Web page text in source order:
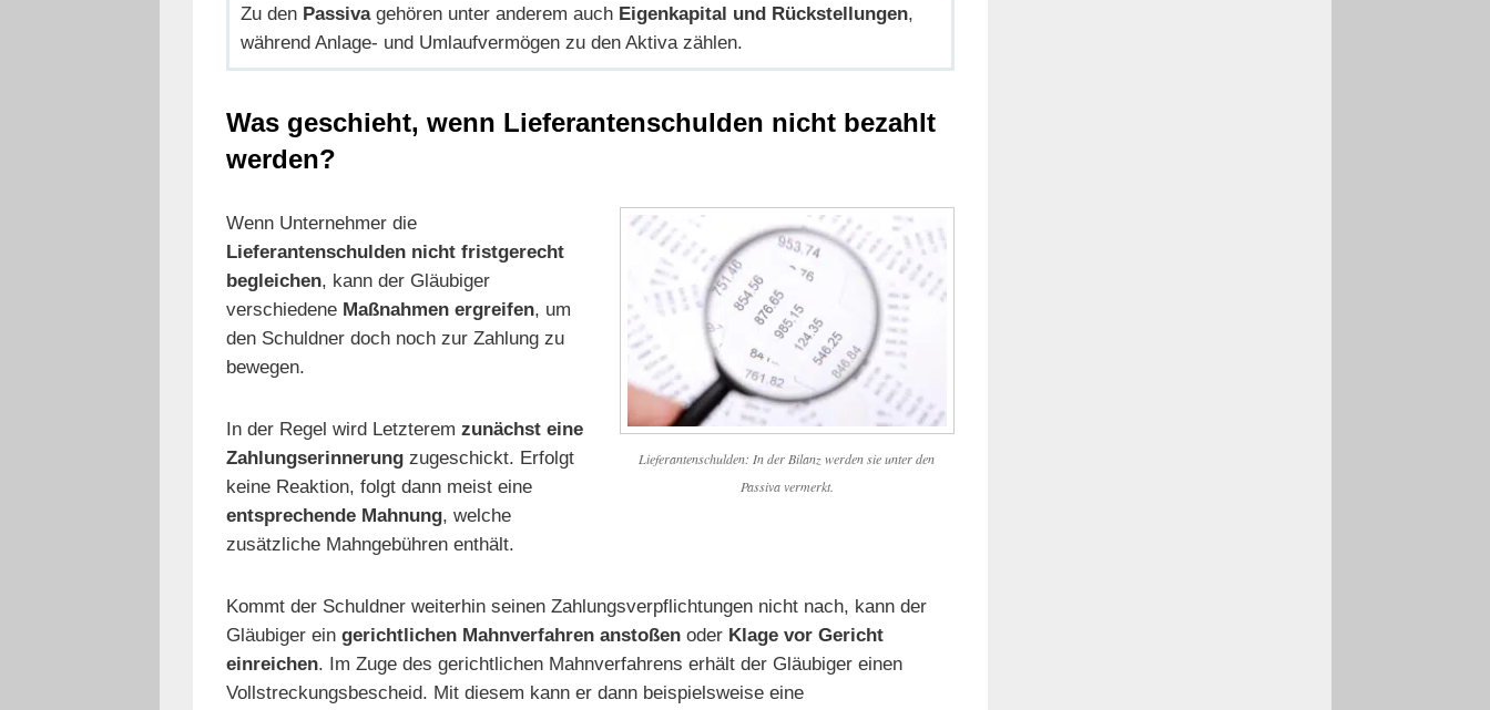
Zu den Passivagehören unter anderem auchEigenkapital und Rückstellungen,
während Anlage- und Umlaufvermögen zu den Aktiva zählen.
Was geschieht, wenn Lieferantenschulden nicht bezahlt
werden?
Lieferantenschulden: In der Bilanz werden sie unter den
Passiva vermerkt.
Wenn Unternehmer die
Lieferantenschulden nicht fristgerecht
begleichen, kann der Gläubiger
verschiedene Maßnahmen ergreifen, um
den Schuldner doch noch zur Zahlung zu
bewegen.
In der Regel wird Letzterem zunächst eine
Zahlungserinnerungzugeschickt. Erfolgt
keine Reaktion, folgt dann meist eine
entsprechende Mahnung, welche
zusätzliche Mahngebühren enthält.
Kommt der Schuldner weiterhin seinen Zahlungsverpflichtungen nicht nach, kann der
Gläubiger ein gerichtlichen Mahnverfahren anstoßenoder Klage vor Gericht
einreichen. Im Zuge des gerichtlichen Mahnverfahrens erhält der Gläubiger einen
Vollstreckungsbescheid. Mit diesem kann er dann beispielsweise eine